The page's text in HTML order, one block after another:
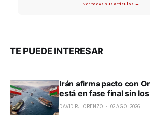
Ver todos sus artículos →
TE PUEDE INTERESAR
Irán afirma pacto con
está en fase final sin
DAVID R. LORENZO 02 AGO. 2026